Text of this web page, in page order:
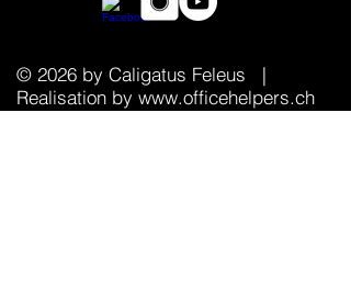
© 2026 by Caligatus Feleus
|
Realisation by www.officehelpers.ch